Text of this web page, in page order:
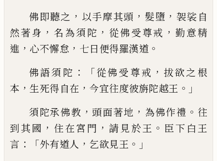
佛即聽之 ， 以手摩其頭 ， 髮墮 ， 袈裟自
然著身 ，名為須陀 ， 從佛受尊戒 ， 勤意精
進 ， 心不懈怠 ， 七日便得羅漢道 。
佛語須陀 ：「從佛受尊戒 ，拔欲之根
本 ， 生死得自在 ， 今宜往度彼旃陀越王 。」
須陀承佛教 ，頭面著地 ， 為佛作禮 。 往
到其國 ， 住在宮門 ，請見於王 。 臣下白王
言 ：「外有道人 ， 乞欲見王 。」